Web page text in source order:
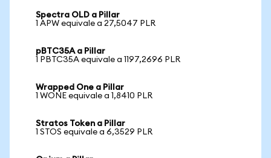
Spectra OLD a Pillar
1 APW equivale a 27,5047 PLR
pBTC35A a Pillar
1 PBTC35A equivale a 1197,2696 PLR
Wrapped One a Pillar
1 WONE equivale a 1,8410 PLR
Stratos Token a Pillar
1 STOS equivale a 6,3529 PLR